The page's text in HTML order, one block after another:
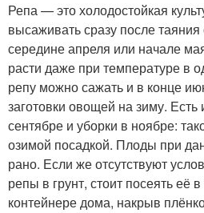
Репа — это холодостойкая
высаживать сразу после таяния
середине апреля или начале
расти даже при температуре в
репу можно сажать и в конце
заготовки овощей на зиму. Есть
сентябре и уборки в ноябре:
озимой посадкой. Плоды при
рано. Если же отсутствуют
репы в грунт, стоит посеять её
контейнере дома, накрыв